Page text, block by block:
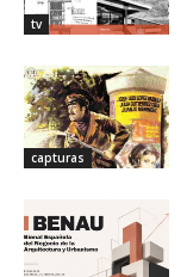
tv
capturas